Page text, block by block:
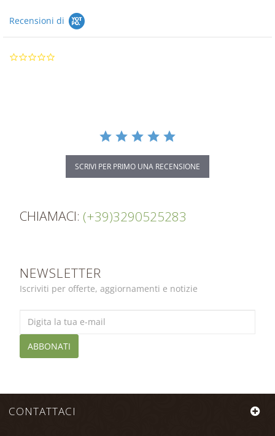
Recensioni di
SCRIVI PER PRIMO UNA RECENSIONE
CHIAMACI: (+39)3290525283
NEWSLETTER
Iscriviti per offerte, aggiornamenti e notizie
ABBONATI
CONTATTACI